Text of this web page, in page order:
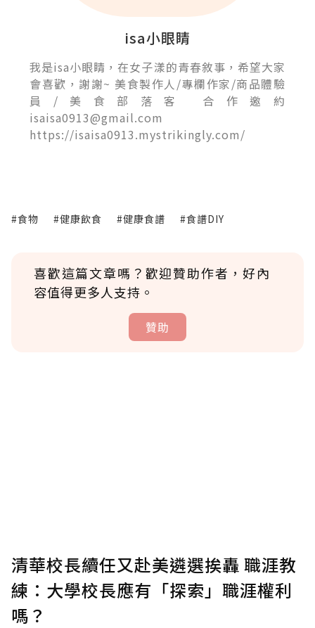
isa小眼睛
我是isa小眼睛，在女子漾的青春敘事，希望大家
會喜歡，謝謝~ 美食製作人/專欄作家/商品體驗
員/美食部落客 合作邀約
isaisa0913@gmail.com
https://isaisa0913.mystrikingly.com/
#食物 #健康飲食 #健康食譜 #食譜DIY
喜歡這篇文章嗎？歡迎贊助作者，好內
容值得更多人支持。
贊助
確認送出
清華校長續任又赴美遴選挨轟 職涯教
練：大學校長應有「探索」職涯權利
嗎？